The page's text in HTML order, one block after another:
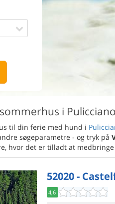
Ladestander til elbil
i
til din ferie med hund i
søgeparametre - og tryk på
hvor det er tilladt at
52020 -
4,6